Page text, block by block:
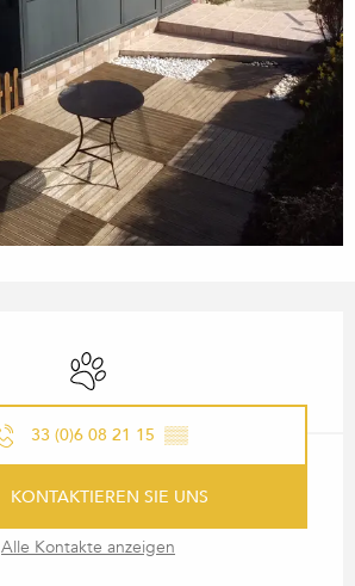
Tiere erlaubt
33 (0)6 08 21 15 ▒▒
KONTAKTIEREN SIE UNS
Alle Kontakte anzeigen